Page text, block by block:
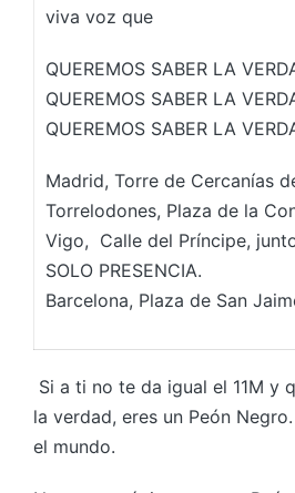
viva voz que
QUEREMOS SABER LA
QUEREMOS SABER LA
QUEREMOS SABER LA
Madrid, Torre de Cercanías
Torrelodones, Plaza de la
Vigo, Calle del Príncipe,
SOLO PRESENCIA.
Barcelona, Plaza de San
Si a ti no te da igual el 11M y
la verdad, eres un Peón
el mundo.